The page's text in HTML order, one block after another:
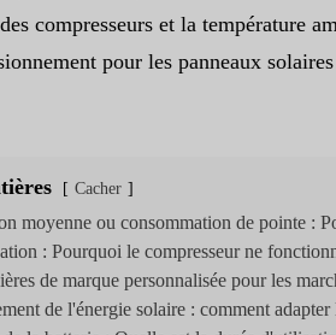
compresseurs et la température
pour les panneaux
Cacher
moyenne ou consommation de pointe :
: Pourquoi le compresseur ne
de marque personnalisée pour les
de l'énergie solaire : comment